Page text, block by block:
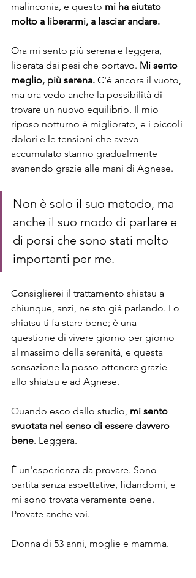
malinconia, e questo mi ha aiutato
molto a liberarmi, a lasciar andare.
Ora mi sento più serena e leggera,
liberata dai pesi che portavo. Mi sento
meglio, più serena. C'è ancora il vuoto,
ma ora vedo anche la possibilità di
trovare un nuovo equilibrio. Il mio
riposo notturno è migliorato, e i piccoli
dolori e le tensioni che avevo
accumulato stanno gradualmente
svanendo grazie alle mani di Agnese.
Non è solo il suo metodo, ma
anche il suo modo di parlare e
di porsi che sono stati molto
importanti per me.
Consiglierei il trattamento shiatsu a
chiunque, anzi, ne sto già parlando. Lo
shiatsu ti fa stare bene; è una
questione di vivere giorno per giorno
al massimo della serenità, e questa
sensazione la posso ottenere grazie
allo shiatsu e ad Agnese.
Quando esco dallo studio, mi sento
svuotata nel senso di essere davvero
bene. Leggera.
È un'esperienza da provare. Sono
partita senza aspettative, fidandomi, e
mi sono trovata veramente bene.
Provate anche voi.
Donna di 53 anni, moglie e mamma.